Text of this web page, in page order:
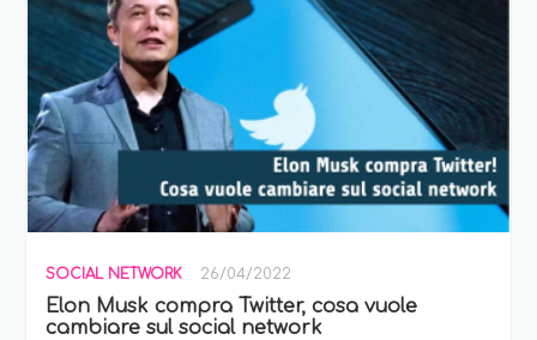
SOCIAL NETWORK 26/04/2022
Elon Musk compra Twitter, cosa vuole
cambiare sul social network